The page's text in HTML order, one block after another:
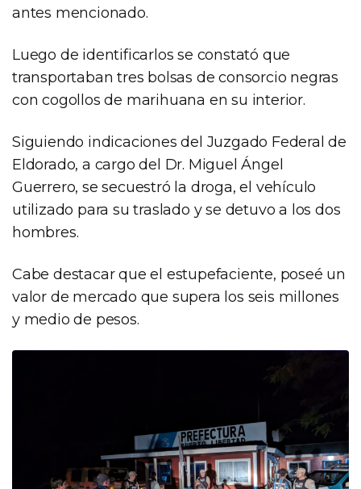
antes mencionado.
Luego de identificarlos se constató que
transportaban tres bolsas de consorcio negras
con cogollos de marihuana en su interior.
Siguiendo indicaciones del Juzgado Federal de
Eldorado, a cargo del Dr. Miguel Ángel
Guerrero, se secuestró la droga, el vehículo
utilizado para su traslado y se detuvo a los dos
hombres.
Cabe destacar que el estupefaciente, poseé un
valor de mercado que supera los seis millones
y medio de pesos.